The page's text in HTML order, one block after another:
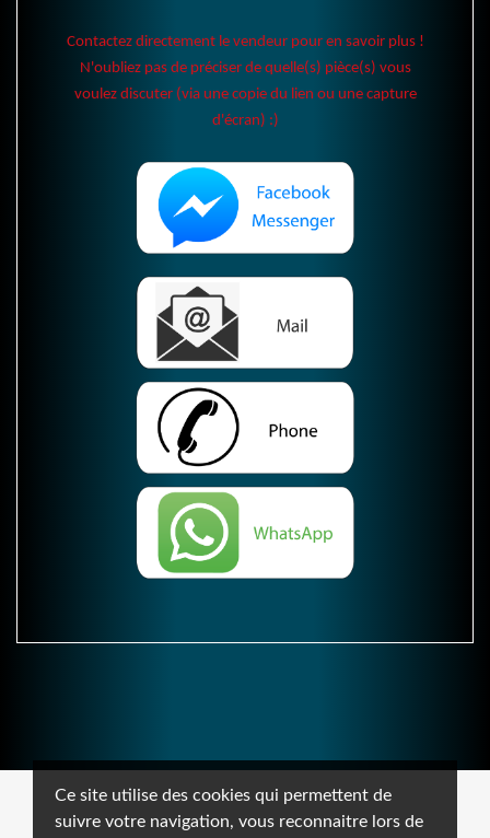
Ce site utilise des cookies qui permettent de
suivre votre navigation, vous reconnaitre lors de
Contactez directement le vendeur pour en savoir plus !
N'oubliez pas de préciser de quelle(s) pièce(s) vous
voulez discuter (via une copie du lien ou une capture
d'écran) :)